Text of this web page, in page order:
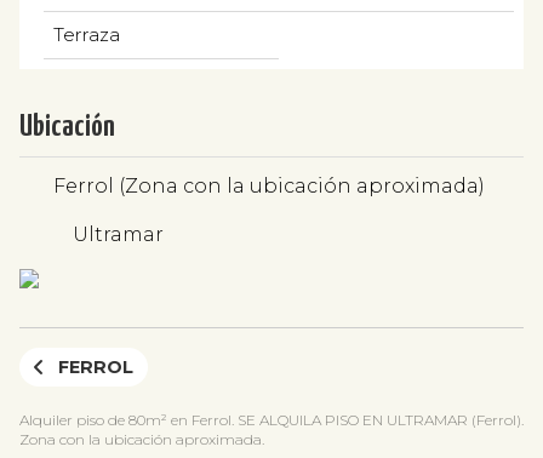
Terraza
Ubicación
Ferrol (Zona con la ubicación aproximada)
Ultramar
FERROL
Alquiler piso de 80m² en Ferrol. SE ALQUILA PISO EN ULTRAMAR (Ferrol).
Zona con la ubicación aproximada.